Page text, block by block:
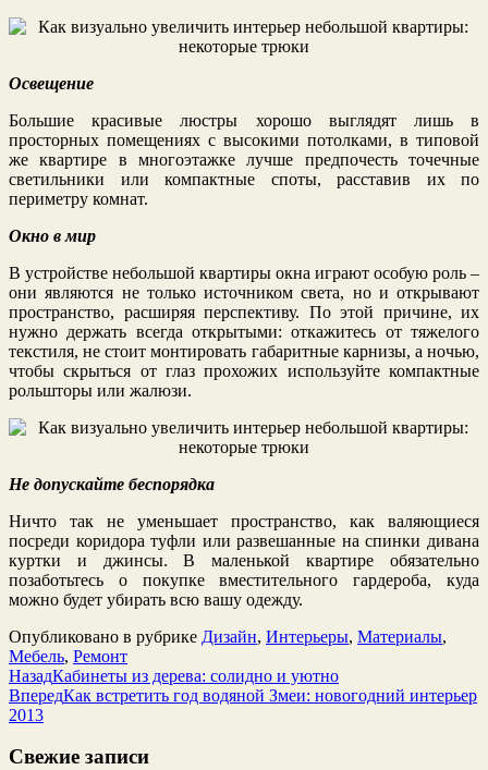
Освещение
Большие красивые люстры хорошо выглядят лишь в
просторных помещениях с высокими потолками, в типовой
же квартире в многоэтажке лучше предпочесть точечные
светильники или компактные споты, расставив их по
периметру комнат.
Окно в мир
В устройстве небольшой квартиры окна играют особую роль –
они являются не только источником света, но и открывают
пространство, расширяя перспективу. По этой причине, их
нужно держать всегда открытыми: откажитесь от тяжелого
текстиля, не стоит монтировать габаритные карнизы, а ночью,
чтобы скрыться от глаз прохожих используйте компактные
рольшторы или жалюзи.
Не допускайте беспорядка
Ничто так не уменьшает пространство, как валяющиеся
посреди коридора туфли или развешанные на спинки дивана
куртки и джинсы. В маленькой квартире обязательно
позаботьтесь о покупке вместительного гардероба, куда
можно будет убирать всю вашу одежду.
Опубликовано в рубрике Дизайн, Интерьеры, Материалы,
Мебель, Ремонт
НазадКабинеты из дерева: солидно и уютно
ВпередКак встретить год водяной Змеи: новогодний интерьер
2013
Свежие записи